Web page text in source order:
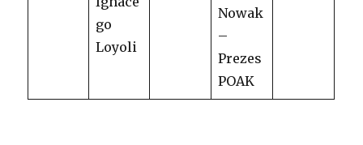
go
Loyoli
Nowak
–
Prezes
POAK